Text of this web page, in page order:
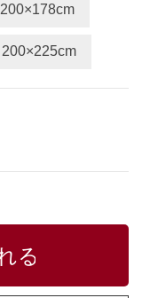
200×178cm
200×225cm